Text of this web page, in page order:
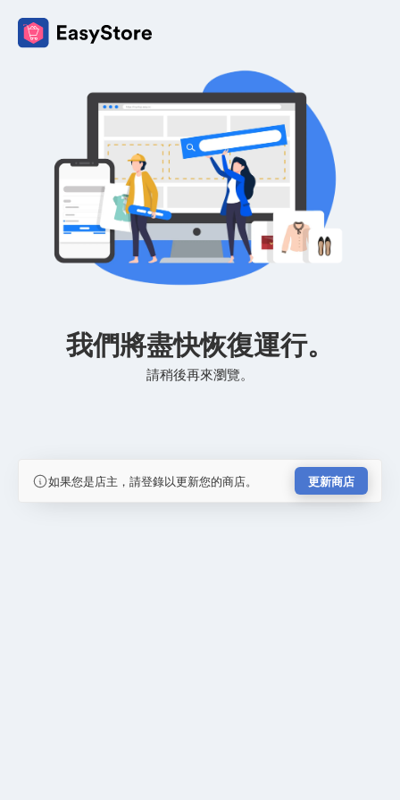
我們將盡快恢復運行。
請稍後再來瀏覽。
如果您是店主，請登錄以更新您的商店。 更新商店